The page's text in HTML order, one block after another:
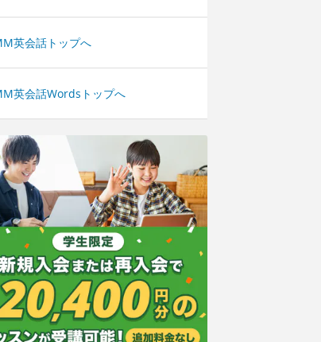
英会話トップへ
英会話Wordsトップへ